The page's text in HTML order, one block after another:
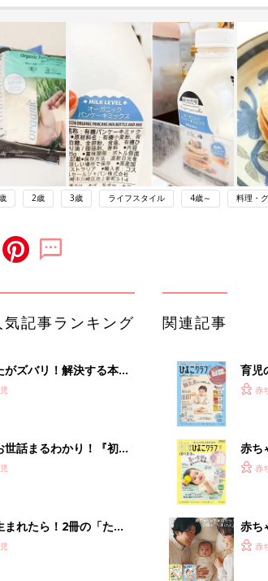
2歳 3歳 ライフスタイル 4歳～ 料理・
記事ランキング
がズバリ！解決する本
ブ 秋号』 4カ月～2才
世話まるわかり！『初め
ブ 夏号』〈巻頭大特
まれたら！2冊の「たま
関連記事
育児
『ひ
赤
赤ち
ての
赤
赤ち
ひよ
赤